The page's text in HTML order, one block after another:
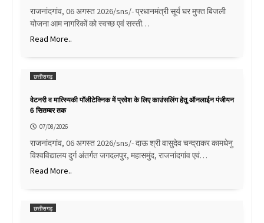
राजनांदगांव, 06 अगस्त 2026/sns/- प्रधानमंत्री सूर्य घर मुफ्त बिजली
योजना आम नागरिकों को स्वच्छ एवं सस्ती…
Read More..
छत्तीसगढ़
वेटनरी व मात्स्यिकी पॉलीटेक्निक में प्रवेश के लिए काउंसलिंग हेतु ऑनलाईन पंजीयन
6 सितम्बर तक
07/08/2026
राजनांदगांव, 06 अगस्त 2026/sns/- दाऊ श्री वासुदेव चन्द्राकर कामधेनु
विश्वविद्यालय दुर्ग अंतर्गत जगदलपुर, महासमुंद, राजनांदगांव एवं…
Read More..
छत्तीसगढ़